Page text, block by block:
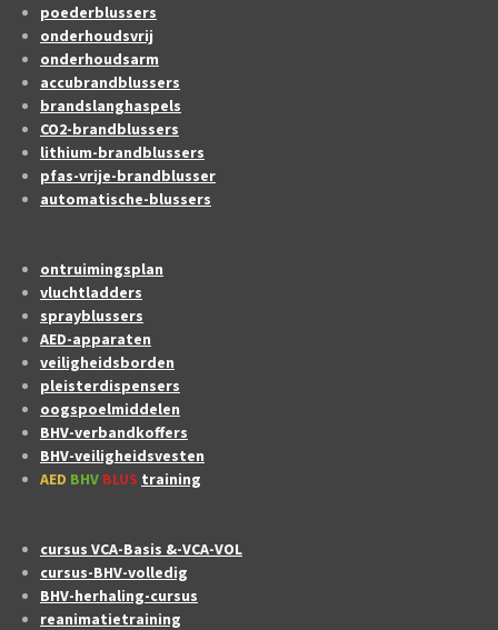
poederblussers
onderhoudsvrij
onderhoudsarm
accubrandblussers
brandslanghaspels
CO2-brandblussers
lithium-brandblussers
pfas-vrije-brandblusser
automatische-blussers
ontruimingsplan
vluchtladders
sprayblussers
AED-apparaten
veiligheidsborden
pleisterdispensers
oogspoelmiddelen
BHV-verbandkoffers
BHV-veiligheidsvesten
AED BHV BLUS training
cursus VCA-Basis &-VCA-VOL
cursus-BHV-volledig
BHV-herhaling-cursus
reanimatietraining